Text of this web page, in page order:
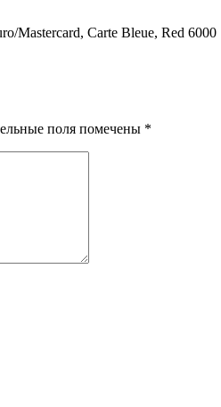
Mastercard, Carte Bleue, Red 6000
поля помечены *